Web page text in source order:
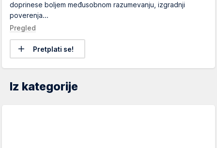
doprinese boljem međusobnom razumevanju, izgradnji
poverenja...
Pregled
Pretplati se!
Iz kategorije